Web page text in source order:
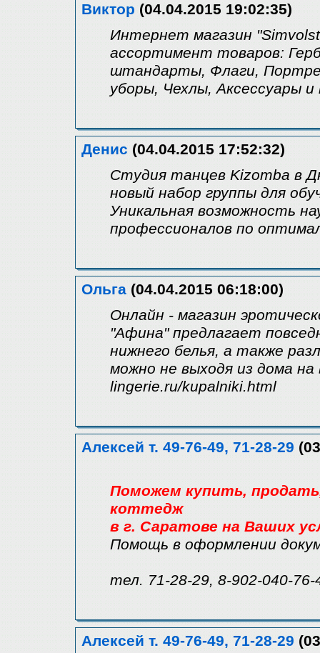
Виктор (04.04.2015 19:02:35)
Интернет магазин
ассортимент товаров:
штандарты, Флаги,
уборы, Чехлы, Аксессуары
Денис (04.04.2015 17:52:32)
Студия танцев Kizomba в
новый набор группы для
Уникальная возможность
профессионалов по
Ольга (04.04.2015 06:18:00)
Онлайн - магазин
"Афина" предлагает
нижнего белья, а также
можно не выходя из дома на
lingerie.ru/kupalniki.html
Алексей т. 49-76-49, 71-28-29
Поможем купить,
коттедж
в г. Саратове на Ваших
Помощь в оформлении
тел. 71-28-29, 8-902-040-76-
Алексей т. 49-76-49, 71-28-29